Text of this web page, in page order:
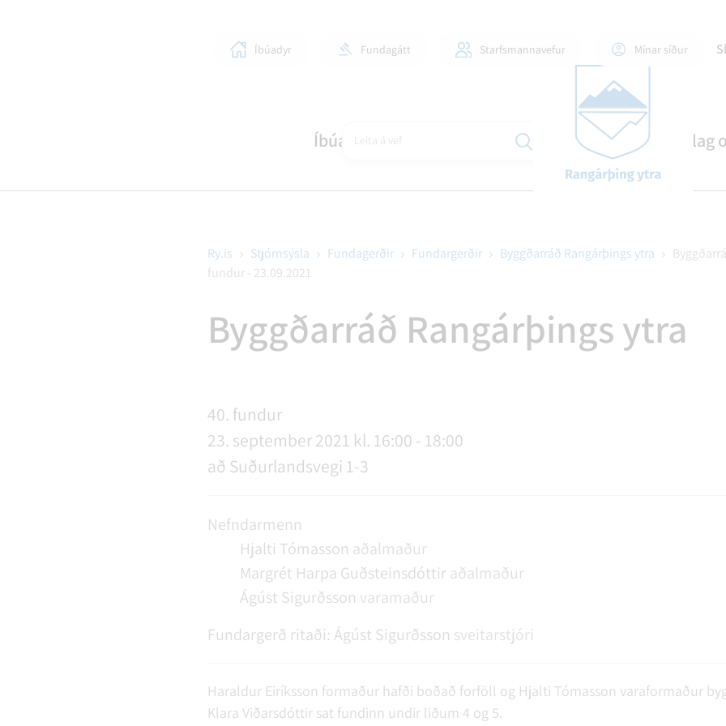
Leita á vef
Íbúar
LÍFIÐ Í RANGÁRÞINGI YTRA
Stjórnsýsla
STARFSFÓLK RANGÁRÞINGS YTRA
Skipulag
Íbúadyr Fundagátt Starfsmannavefur Mínar síður
Ry.is Stjórnsýsla Fundagerðir Fundargerðir Byggðarráð Rangárþings ytra
fundur - 23.09.2021
Byggðarráð Rangárþings ytra
40. fundur
23. september 2021 kl. 16:00 - 18:00
að Suðurlandsvegi 1-3
Nefndarmenn
Hjalti Tómasson aðalmaður
Margrét Harpa Guðsteinsdóttir aðalmaður
Ágúst Sigurðsson varamaður
Fundargerð ritaði: Ágúst Sigurðsson sveitarstjóri
Haraldur Eiríksson formaður hafði boðað forföll og Hjalti Tómasson varaformaður
Klara Viðarsdóttir sat fundinn undir liðum 4 og 5.